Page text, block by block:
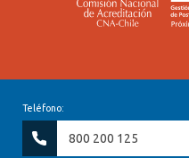
Teléfono:
800 200 125